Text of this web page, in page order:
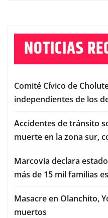
NOTICIAS
Comité Cívico de
independientes de los
Accidentes de tránsito
muerte en la zona sur,
Marcovia declara
más de 15 mil familias
Masacre en Olanchito,
muertos